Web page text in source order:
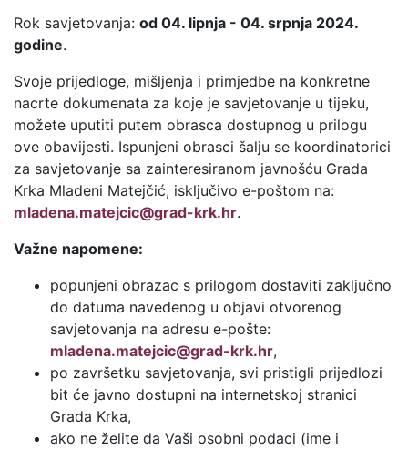
Rok savjetovanja: od 04. lipnja - 04. srpnja 2024.
godine.
Svoje prijedloge, mišljenja i primjedbe na konkretne
nacrte dokumenata za koje je savjetovanje u tijeku,
možete uputiti putem obrasca dostupnog u prilogu
ove obavijesti. Ispunjeni obrasci šalju se koordinatorici
za savjetovanje sa zainteresiranom javnošću Grada
Krka Mladeni Matejčić, isključivo e-poštom na:
mladena.matejcic@grad-krk.hr.
Važne napomene:
popunjeni obrazac s prilogom dostaviti zaključno
do datuma navedenog u objavi otvorenog
savjetovanja na adresu e-pošte:
mladena.matejcic@grad-krk.hr,
po završetku savjetovanja, svi pristigli prijedlozi
bit će javno dostupni na internetskoj stranici
Grada Krka,
ako ne želite da Vaši osobni podaci (ime i